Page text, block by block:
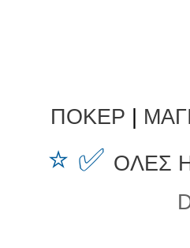
ΠΟΚΕΡ
⭐ ✅ ΟΛΕΣ